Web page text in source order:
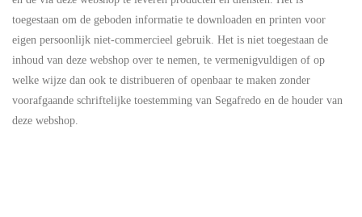
toegestaan om de geboden informatie te downloaden en printen voor
eigen persoonlijk niet-commercieel gebruik. Het is niet toegestaan de
inhoud van deze webshop over te nemen, te vermenigvuldigen of op
welke wijze dan ook te distribueren of openbaar te maken zonder
voorafgaande schriftelijke toestemming van Segafredo en de houder van
deze webshop.